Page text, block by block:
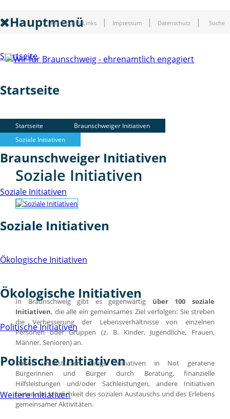
Alle Tipps & Links Impressum Datenschutz Suche
Hauptmenü
Startseite
Startseite
Braunschweiger Initiativen
Braunschweiger Initiativen
Soziale Initiativen
Soziale Initiativen
Ökologische Initiativen
Ökologische Initiativen
Politische Initiativen
Politische Initiativen
Weitere Initiativen
Startseite
Braunschweiger Initiativen
Soziale Initiativen
Soziale Initiativen
In Braunschweig gibt es gegenwärtig über 100 soziale
Initiativen, die alle ein gemeinsames Ziel verfolgen: Sie streben
die Verbesserung der Lebensverhältnisse von einzelnen
Personen oder Gruppen (z. B. Kinder, Jugendliche, Frauen,
Männer, Senioren) an.
Dabei unterstützen einige Initiativen in Not geratene
Bürgerinnen und Bürger durch Beratung, finanzielle
Hilfsleistungen und/oder Sachleistungen, andere Initiativen
bieten die Möglichkeit des sozialen Austauschs und des Erlebens
gemeinsamer Aktivitäten.